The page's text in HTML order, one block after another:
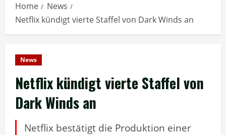
Home
News
Netflix kündigt vierte Staffel von Dark Winds an
News
Netflix kündigt vierte Staffel von
Dark Winds an
Netflix bestätigt die Produktion einer